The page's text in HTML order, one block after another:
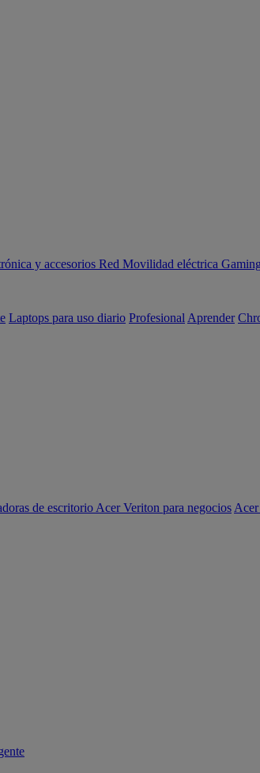
y accesorios Red Movilidad eléctrica
Laptops para uso diario Profesional Aprender
de escritorio Acer Veriton para negocios